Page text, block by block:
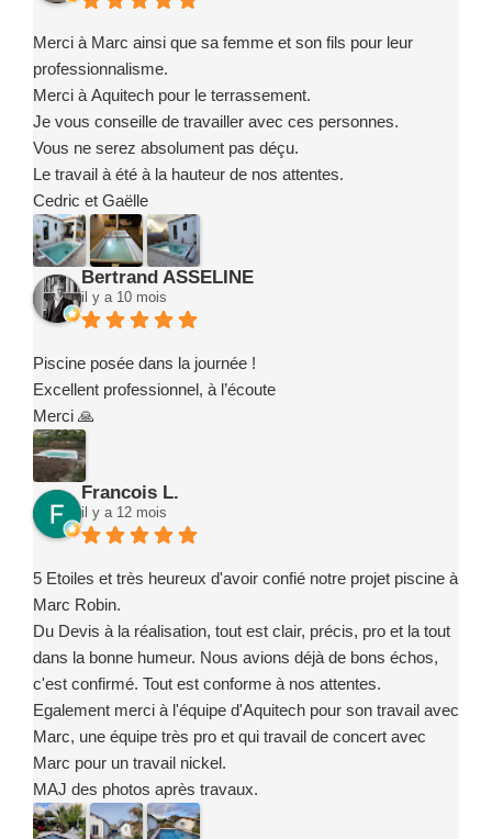
Merci à Marc ainsi que sa femme et son fils pour leur
professionnalisme.
Merci à Aquitech pour le terrassement.
Je vous conseille de travailler avec ces personnes.
Vous ne serez absolument pas déçu.
Le travail à été à la hauteur de nos attentes.
Cedric et Gaëlle
Bertrand ASSELINE
il y a 10 mois
Piscine posée dans la journée !
Excellent professionnel, à l’écoute
Merci 🙏
Francois L.
il y a 12 mois
5 Etoiles et très heureux d'avoir confié notre projet piscine à
Marc Robin.
Du Devis à la réalisation, tout est clair, précis, pro et la tout
dans la bonne humeur. Nous avions déjà de bons échos,
c'est confirmé. Tout est conforme à nos attentes.
Egalement merci à l'équipe d'Aquitech pour son travail avec
Marc, une équipe très pro et qui travail de concert avec
Marc pour un travail nickel.
MAJ des photos après travaux.